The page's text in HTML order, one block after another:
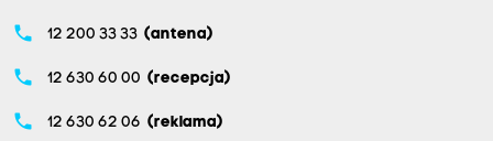
phone 12 200 33 33 (antena)
phone 12 630 60 00 (recepcja)
phone 12 630 62 06 (reklama)